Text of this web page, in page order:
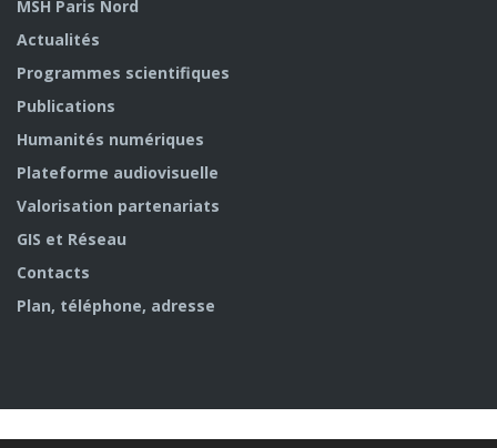
MSH Paris Nord
Actualités
Programmes scientifiques
Publications
Humanités numériques
Plateforme audiovisuelle
Valorisation partenariats
GIS et Réseau
Contacts
Plan, téléphone, adresse